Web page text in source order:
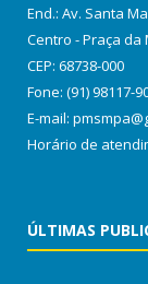
End.: Av. Santa
Centro - Praça da
CEP: 68738-000
Fone: (91) 98117-
E-mail:
Horário de
ÚLTIMAS